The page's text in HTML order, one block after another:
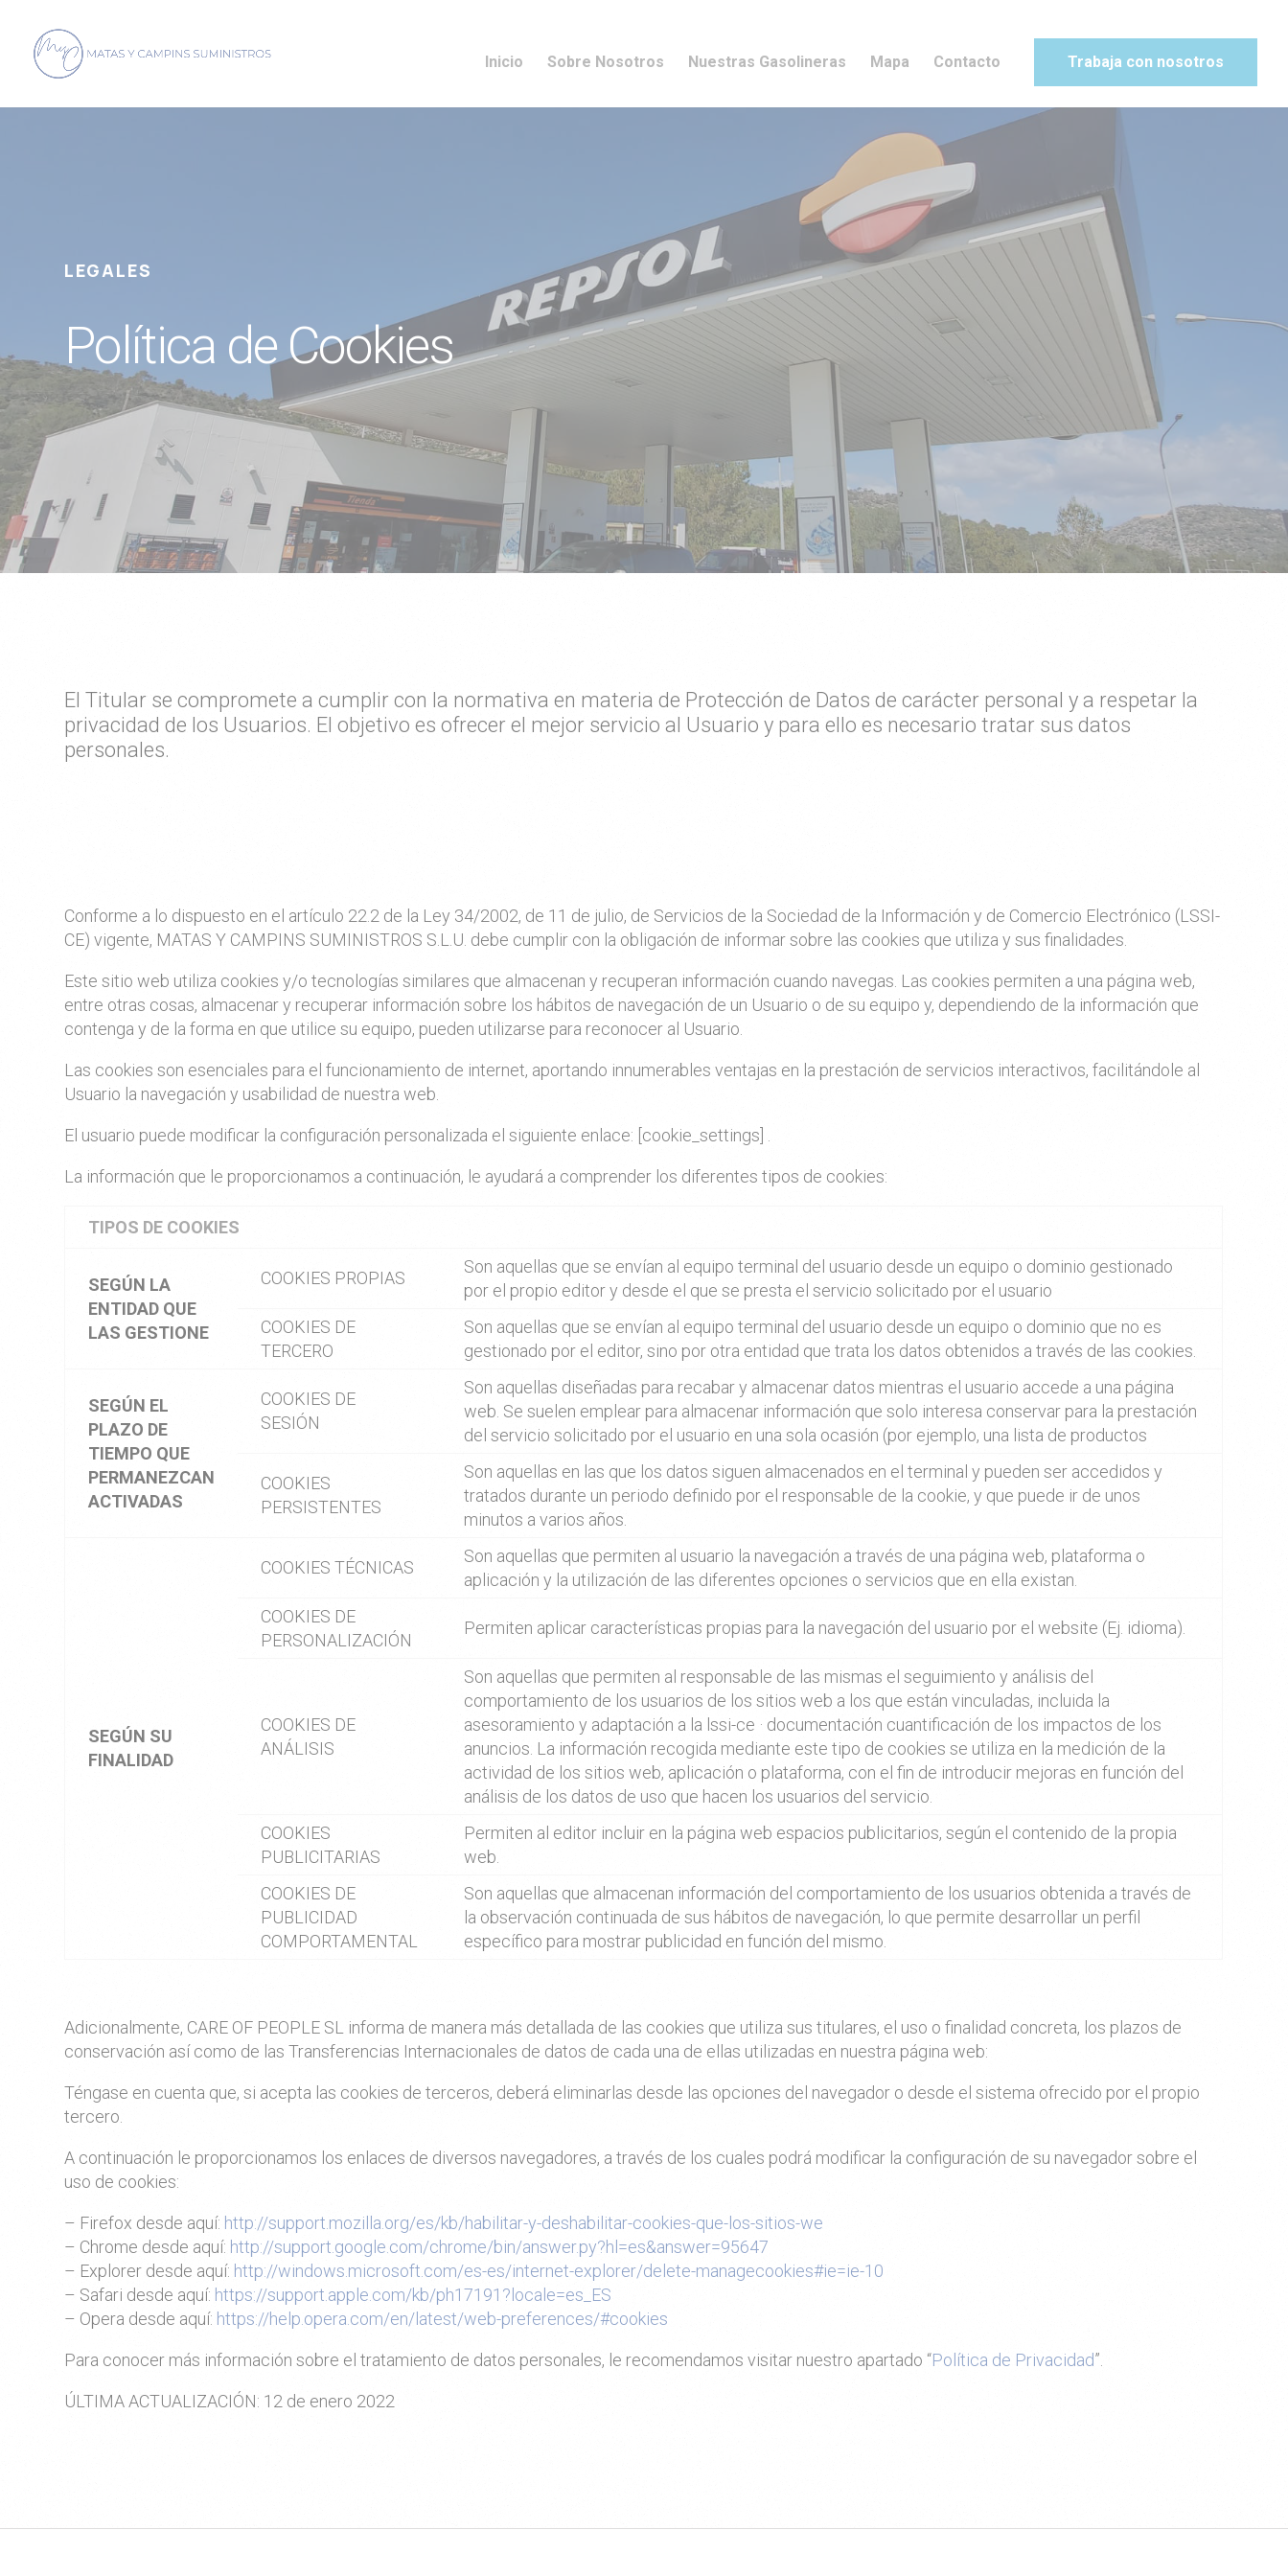
Inicio Sobre Nosotros Nuestras Gasolineras Mapa Contacto Trabaja con nosotros
LEGALES
Política de Cookies
El Titular se compromete a cumplir con la normativa en materia de Protección de Datos de carácter personal y a respetar la
privacidad de los Usuarios. El objetivo es ofrecer el mejor servicio al Usuario y para ello es necesario tratar sus datos
personales.
Conforme a lo dispuesto en el artículo 22.2 de la Ley 34/2002, de 11 de julio, de Servicios de la Sociedad de la Información y de Comercio Electrónico (LSSI-
CE) vigente, MATAS Y CAMPINS SUMINISTROS S.L.U. debe cumplir con la obligación de informar sobre las cookies que utiliza y sus finalidades.
Este sitio web utiliza cookies y/o tecnologías similares que almacenan y recuperan información cuando navegas. Las cookies permiten a una página web,
entre otras cosas, almacenar y recuperar información sobre los hábitos de navegación de un Usuario o de su equipo y, dependiendo de la información que
contenga y de la forma en que utilice su equipo, pueden utilizarse para reconocer al Usuario.
Las cookies son esenciales para el funcionamiento de internet, aportando innumerables ventajas en la prestación de servicios interactivos, facilitándole al
Usuario la navegación y usabilidad de nuestra web.
El usuario puede modificar la configuración personalizada el siguiente enlace: [cookie_settings] .
La información que le proporcionamos a continuación, le ayudará a comprender los diferentes tipos de cookies:
TIPOS DE COOKIES
SEGÚN LA
ENTIDAD QUE
LAS GESTIONE
COOKIES PROPIAS
Son aquellas que se envían al equipo terminal del usuario desde un equipo o dominio gestionado
por el propio editor y desde el que se presta el servicio solicitado por el usuario
COOKIES DE
TERCERO
Son aquellas que se envían al equipo terminal del usuario desde un equipo o dominio que no es
gestionado por el editor, sino por otra entidad que trata los datos obtenidos a través de las cookies.
SEGÚN EL
PLAZO DE
TIEMPO QUE
PERMANEZCAN
ACTIVADAS
COOKIES DE
SESIÓN
Son aquellas diseñadas para recabar y almacenar datos mientras el usuario accede a una página
web. Se suelen emplear para almacenar información que solo interesa conservar para la prestación
del servicio solicitado por el usuario en una sola ocasión (por ejemplo, una lista de productos
COOKIES
PERSISTENTES
Son aquellas en las que los datos siguen almacenados en el terminal y pueden ser accedidos y
tratados durante un periodo definido por el responsable de la cookie, y que puede ir de unos
minutos a varios años.
SEGÚN SU
FINALIDAD
COOKIES TÉCNICAS
Son aquellas que permiten al usuario la navegación a través de una página web, plataforma o
aplicación y la utilización de las diferentes opciones o servicios que en ella existan.
COOKIES DE
PERSONALIZACIÓN
Permiten aplicar características propias para la navegación del usuario por el website (Ej. idioma).
COOKIES DE
ANÁLISIS
Son aquellas que permiten al responsable de las mismas el seguimiento y análisis del
comportamiento de los usuarios de los sitios web a los que están vinculadas, incluida la
asesoramiento y adaptación a la lssi-ce · documentación cuantificación de los impactos de los
anuncios. La información recogida mediante este tipo de cookies se utiliza en la medición de la
actividad de los sitios web, aplicación o plataforma, con el fin de introducir mejoras en función del
análisis de los datos de uso que hacen los usuarios del servicio.
COOKIES
PUBLICITARIAS
Permiten al editor incluir en la página web espacios publicitarios, según el contenido de la propia
web.
COOKIES DE
PUBLICIDAD
COMPORTAMENTAL
Son aquellas que almacenan información del comportamiento de los usuarios obtenida a través de
la observación continuada de sus hábitos de navegación, lo que permite desarrollar un perfil
específico para mostrar publicidad en función del mismo.
Adicionalmente, CARE OF PEOPLE SL informa de manera más detallada de las cookies que utiliza sus titulares, el uso o finalidad concreta, los plazos de
conservación así como de las Transferencias Internacionales de datos de cada una de ellas utilizadas en nuestra página web:
Téngase en cuenta que, si acepta las cookies de terceros, deberá eliminarlas desde las opciones del navegador o desde el sistema ofrecido por el propio
tercero.
A continuación le proporcionamos los enlaces de diversos navegadores, a través de los cuales podrá modificar la configuración de su navegador sobre el
uso de cookies:
– Firefox desde aquí: http://support.mozilla.org/es/kb/habilitar-y-deshabilitar-cookies-que-los-sitios-we
– Chrome desde aquí: http://support.google.com/chrome/bin/answer.py?hl=es&answer=95647
– Explorer desde aquí: http://windows.microsoft.com/es-es/internet-explorer/delete-managecookies#ie=ie-10
– Safari desde aquí: https://support.apple.com/kb/ph17191?locale=es_ES
– Opera desde aquí: https://help.opera.com/en/latest/web-preferences/#cookies
Para conocer más información sobre el tratamiento de datos personales, le recomendamos visitar nuestro apartado “Política de Privacidad”.
ÚLTIMA ACTUALIZACIÓN: 12 de enero 2022